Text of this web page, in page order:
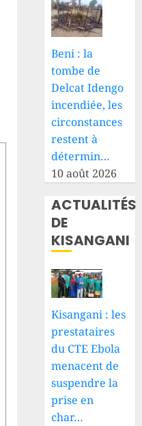
Beni : la
tombe de
Delcat Idengo
incendiée, les
circonstances
restent à
détermin…
10 août 2026
ACTUALITÉS
DE
KISANGANI
Kisangani : les
prestataires
du CTE Ebola
menacent de
suspendre la
prise en
char…